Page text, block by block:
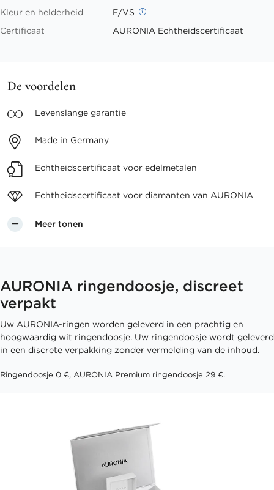
Kleur en helderheid
E/VS
Certificaat
AURONIA Echtheidscertificaat
De voordelen
Levenslange garantie
Made in Germany
Echtheidscertificaat voor edelmetalen
Echtheidscertificaat voor diamanten van AURONIA
Meer tonen
AURONIA ringendoosje, discreet
verpakt
Uw AURONIA-ringen worden geleverd in een prachtig en
hoogwaardig wit ringendoosje. Uw ringendoosje wordt geleverd
in een discrete verpakking zonder vermelding van de inhoud.
Ringendoosje 0 €, AURONIA Premium ringendoosje 29 €.